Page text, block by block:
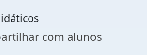
com alunos